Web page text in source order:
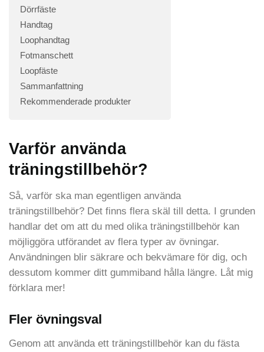
Dörrfäste
Handtag
Loophandtag
Fotmanschett
Loopfäste
Sammanfattning
Rekommenderade produkter
Varför använda
träningstillbehör?
Så, varför ska man egentligen använda
träningstillbehör? Det finns flera skäl till detta. I grunden
handlar det om att du med olika träningstillbehör kan
möjliggöra utförandet av flera typer av övningar.
Användningen blir säkrare och bekvämare för dig, och
dessutom kommer ditt gummiband hålla längre. Låt mig
förklara mer!
Fler övningsval
Genom att använda ett träningstillbehör kan du fästa